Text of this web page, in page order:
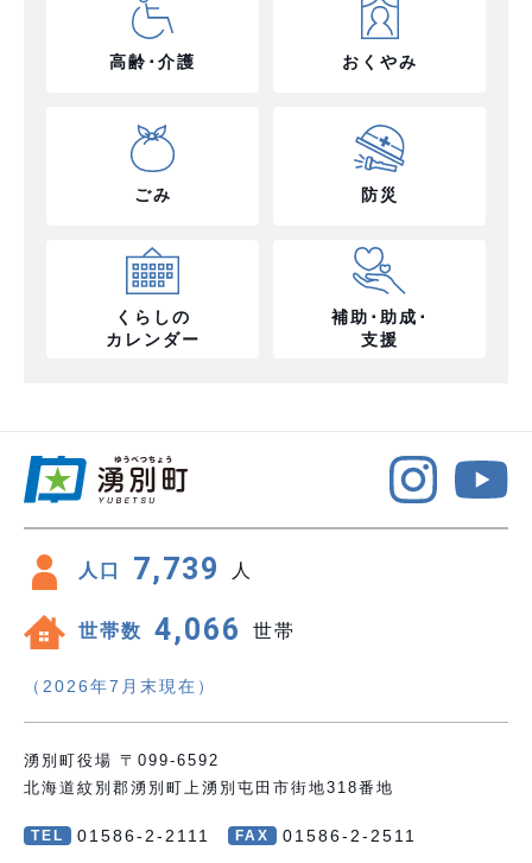
高齢･介護 おくやみ
ごみ 防災
くらしの
カレンダー
補助･助成･
支援
人口 7,739 人
世帯数 4,066 世帯
（2026年7月末現在）
湧別町役場 〒099-6592
北海道紋別郡湧別町上湧別屯田市街地318番地
TEL 01586-2-2111 FAX 01586-2-2511